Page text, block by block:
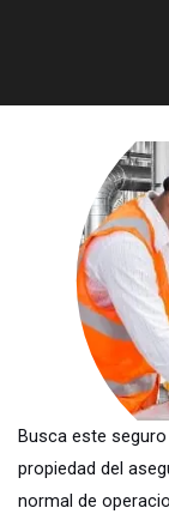
Busca este
propiedad del
normal de